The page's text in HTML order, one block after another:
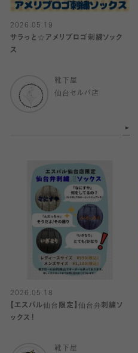
2026.05.19
サラっと☆アメリブロゴ刺繍ソック
ス
靴下屋
仙台セルバ店
2026.05.18
【エスパル仙台限定】仙台弁刺繍ソ
ックス！
靴下屋